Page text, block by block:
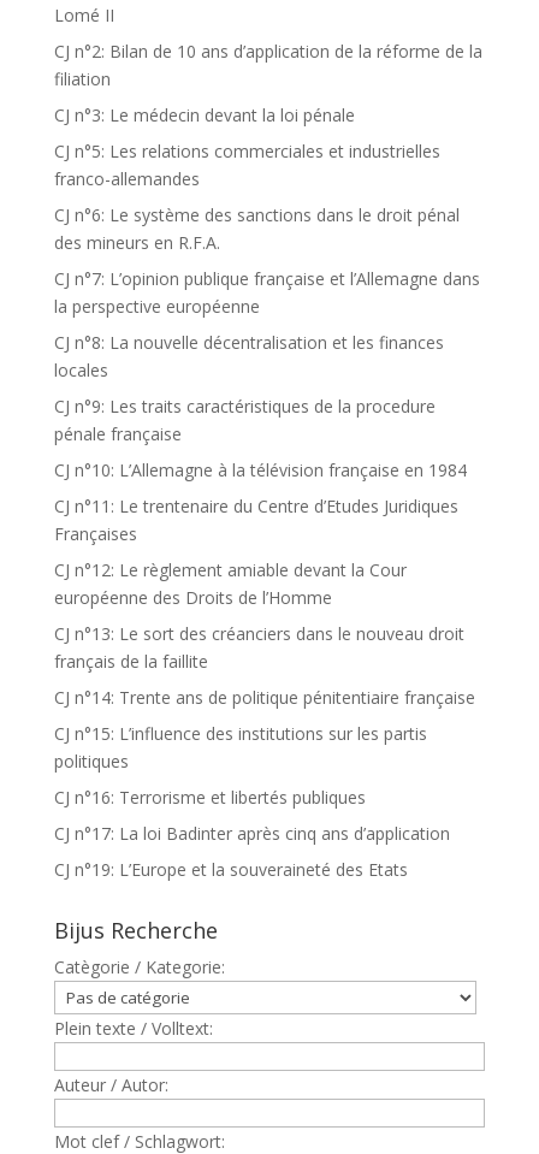
Lomé II
CJ n°2: Bilan de 10 ans d’application de la réforme de la
filiation
CJ n°3: Le médecin devant la loi pénale
CJ n°5: Les relations commerciales et industrielles
franco-allemandes
CJ n°6: Le système des sanctions dans le droit pénal
des mineurs en R.F.A.
CJ n°7: L’opinion publique française et l’Allemagne dans
la perspective européenne
CJ n°8: La nouvelle décentralisation et les finances
locales
CJ n°9: Les traits caractéristiques de la procedure
pénale française
CJ n°10: L’Allemagne à la télévision française en 1984
CJ n°11: Le trentenaire du Centre d’Etudes Juridiques
Françaises
CJ n°12: Le règlement amiable devant la Cour
européenne des Droits de l’Homme
CJ n°13: Le sort des créanciers dans le nouveau droit
français de la faillite
CJ n°14: Trente ans de politique pénitentiaire française
CJ n°15: L’influence des institutions sur les partis
politiques
CJ n°16: Terrorisme et libertés publiques
CJ n°17: La loi Badinter après cinq ans d’application
CJ n°19: L’Europe et la souveraineté des Etats
Bijus Recherche
Catègorie / Kategorie:
Plein texte / Volltext:
Auteur / Autor:
Mot clef / Schlagwort: